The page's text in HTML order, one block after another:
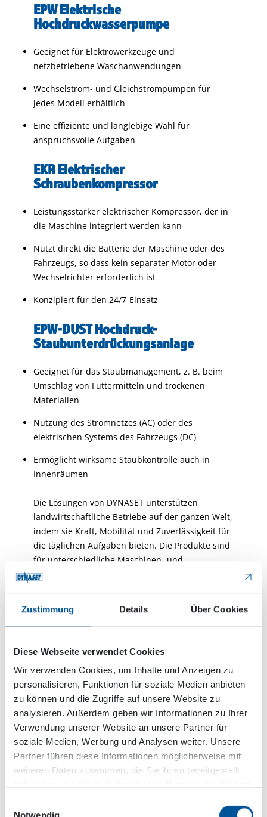
Zustimmung Details Über Cookies
Diese Webseite verwendet Cookies
Wir verwenden Cookies, um Inhalte und Anzeigen zu
personalisieren, Funktionen für soziale Medien anbieten
zu können und die Zugriffe auf unsere Website zu
analysieren. Außerdem geben wir Informationen zu Ihrer
Verwendung unserer Website an unsere Partner für
soziale Medien, Werbung und Analysen weiter. Unsere
Partner führen diese Informationen möglicherweise mit
weiteren Daten zusammen, die Sie ihnen bereitgestellt
Notwendig
EPW Elektrische
Hochdruckwasserpumpe
Geeignet für Elektrowerkzeuge und
netzbetriebene Waschanwendungen
Wechselstrom- und Gleichstrompumpen für
jedes Modell erhältlich
Eine effiziente und langlebige Wahl für
anspruchsvolle Aufgaben
EKR Elektrischer
Schraubenkompressor
Leistungsstarker elektrischer Kompressor, der in
die Maschine integriert werden kann
Nutzt direkt die Batterie der Maschine oder des
Fahrzeugs, so dass kein separater Motor oder
Wechselrichter erforderlich ist
Konzipiert für den 24/7-Einsatz
EPW-DUST Hochdruck-
Staubunterdrückungsanlage
Geeignet für das Staubmanagement, z. B. beim
Umschlag von Futtermitteln und trockenen
Materialien
Nutzung des Stromnetzes (AC) oder des
elektrischen Systems des Fahrzeugs (DC)
Ermöglicht wirksame Staubkontrolle auch in
Innenräumen
Die Lösungen von DYNASET unterstützen
landwirtschaftliche Betriebe auf der ganzen Welt,
indem sie Kraft, Mobilität und Zuverlässigkeit für
die täglichen Aufgaben bieten. Die Produkte sind
für unterschiedliche Maschinen- und
Betriebsgrößen geeignet – vom kleinen
Kontaktieren Sie uns, um die richtige Lösung für
Ihren Betrieb zu finden.
Wie würden Sie Dynaset Produkte in
Ihrem Betrieb einsetzen?
Füllen Sie das untenstehende Formular aus, wir
würden gerne mehr über Ihre Bedürfnisse und
Ideen zur Verbesserung der landwirtschaftlichen
Effizienz erfahren.